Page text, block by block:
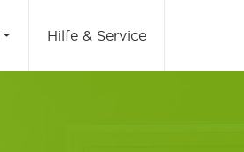
Hilfe & Service